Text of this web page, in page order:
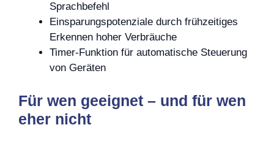
Sprachbefehl
Einsparungspotenziale durch frühzeitiges
Erkennen hoher Verbräuche
Timer-Funktion für automatische Steuerung
von Geräten
Für wen geeignet – und für wen
eher nicht